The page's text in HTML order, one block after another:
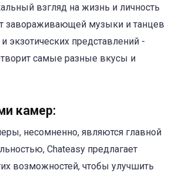
взгляд на жизнь и личность
завораживающей музыки и танцев
экзотических представлений -
самые разные вкусы и
камер:
несомненно, являются главной
Chateasy предлагает
возможностей, чтобы улучшить